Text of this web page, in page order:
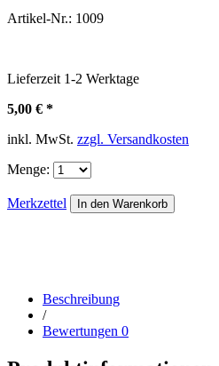
Artikel-Nr.: 1009
Lieferzeit 1-2 Werktage
5,00 € *
inkl. MwSt. zzgl. Versandkosten
Menge:
Merkzettel
Beschreibung
/
Bewertungen 0